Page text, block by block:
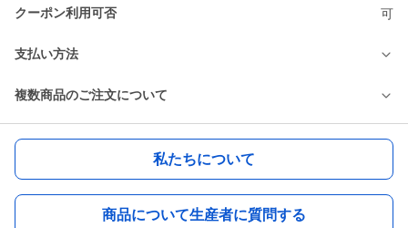
クーポン利用可否 可
支払い方法
複数商品のご注文について
私たちについて
商品について生産者に質問する